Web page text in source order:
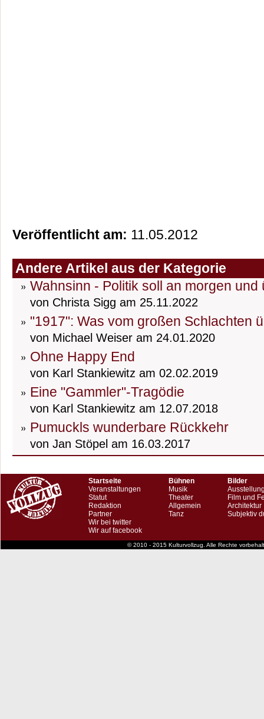
Veröffentlicht am: 11.05.2012
Andere Artikel aus der Kategorie
Wahnsinn - Politik soll an morgen
von Christa Sigg am 25.11.2022
"1917": Was vom großen Schlachten
von Michael Weiser am 24.01.2020
Ohne Happy End
von Karl Stankiewitz am 02.02.2019
Eine "Gammler"-Tragödie
von Karl Stankiewitz am 12.07.2018
Pumuckls wunderbare Rückkehr
von Jan Stöpel am 16.03.2017
Startseite
Veranstaltungen
Statut
Redaktion
Partner
Wir bei twitter
Wir auf facebook
Bühnen
Musik
Theater
Allgemein
Tanz
Bilder
Film und
Architektur
Subjektiv
© 2010 - 2015 Kulturvollzug. Alle Rechte